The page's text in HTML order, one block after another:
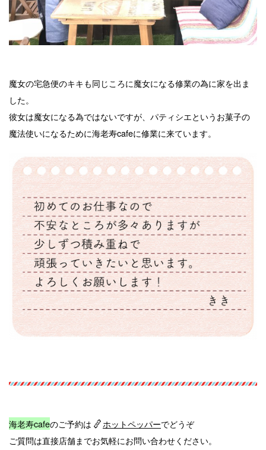
魔女の宅急便のキキも同じころに魔女になる修業の為に家を出ま
した。
彼女は魔女になる為ではないですが、パティシエというお菓子の
魔法使いになるために海老寿cafeに修業に来ています。
海老寿cafeのご予約は ホットペッパーでどうぞ
ご質問は直接店舗までお気軽にお問い合わせください。